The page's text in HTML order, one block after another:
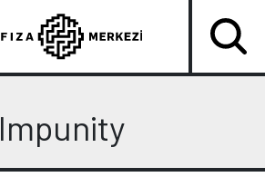
Impunity